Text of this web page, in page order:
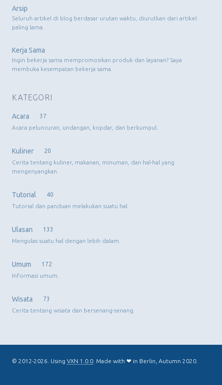
Arsip
Seluruh artikel di blog berdasar urutan waktu, diurutkan dari artikel
paling lama.
Kerja Sama
Ingin bekerja sama mempromosikan produk dan layanan? Saya
membuka kesempatan bekerja sama.
KATEGORI
Acara
37
Acara peluncuran, undangan, kopdar, dan berkumpul.
Kuliner
20
Cerita tentang kuliner, makanan, minuman, dan hal-hal yang
mengenyangkan.
Tutorial
40
Tutorial dan panduan melakukan suatu hal.
Ulasan
133
Mengulas suatu hal dengan lebih dalam.
Umum
172
Informasi umum.
Wisata
73
Cerita tentang wisata dan bersenang-senang.
© 2012-2026. Using VXN 1.0.0 . Made with ❤ in Berlin, Autumn 2020.